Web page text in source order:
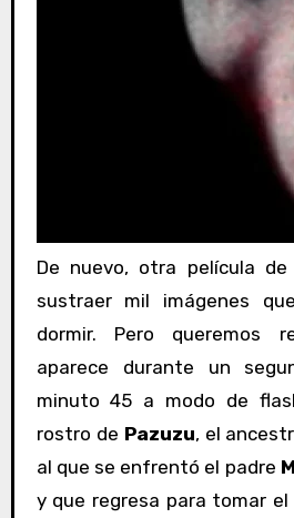
De nuevo, otra película
sustraer mil imágenes
dormir. Pero queremos
aparece durante un
minuto 45 a modo de
rostro de Pazuzu, el
al que se enfrentó el padre
y que regresa para tomar